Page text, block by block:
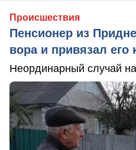
Происшествия
Пенсионер из
вора и привязал его
Неординарный случай